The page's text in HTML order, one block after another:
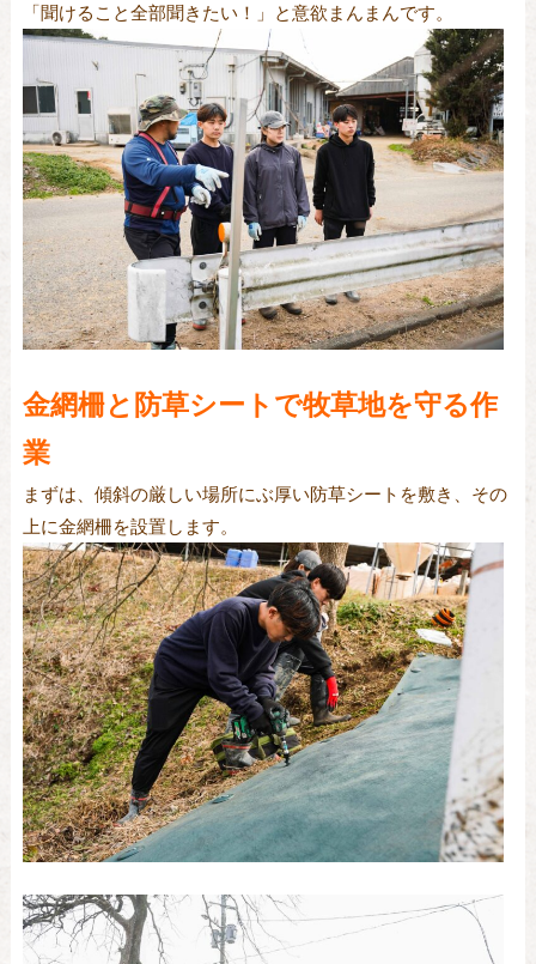
「聞けること全部聞きたい！」と意欲まんまんです。
金網柵と防草シートで牧草地を守る作
業
まずは、傾斜の厳しい場所にぶ厚い防草シートを敷き、その
上に金網柵を設置します。